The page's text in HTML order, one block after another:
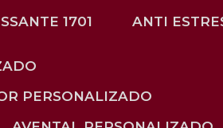
1701 ANTI
PERSONALIZADO